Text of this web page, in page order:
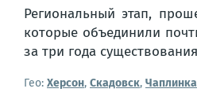
Региональный этап,
которые объединили
за три года
Гео: Херсон, Скадовск, Чаплинка